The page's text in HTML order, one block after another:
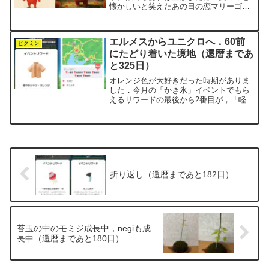
懐かしいと笑えたあの日の恋マリーゴー
ールド＝真夏の花って思い込んでまし
た．麦わら帽子とあるので，...
ピクミン
エルメスからユニクロへ．60前
にたどり着いた境地（還暦まであ
と325日）
オレンジ色が大好きだった時期がありま
した．今月の「かき氷」イベントでもら
えるリワードの最後から2番目が，「軽や
折り返し（還暦まであと182日）
苔玉の中のモミジ成長中，negiも成
長中（還暦まであと180日）